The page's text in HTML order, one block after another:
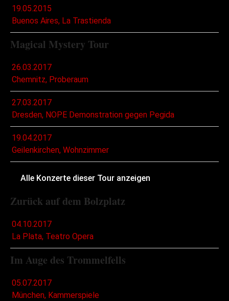
19.05.2015
Buenos Aires, La Trastienda
Magical Mystery Tour
26.03.2017
Chemnitz, Proberaum
27.03.2017
Dresden, NOPE Demonstration gegen Pegida
19.04.2017
Geilenkirchen, Wohnzimmer
Alle Konzerte dieser Tour anzeigen
Zurück auf dem Bolzplatz
04.10.2017
La Plata, Teatro Opera
Im Auge des Trommelfells
05.07.2017
München, Kammerspiele